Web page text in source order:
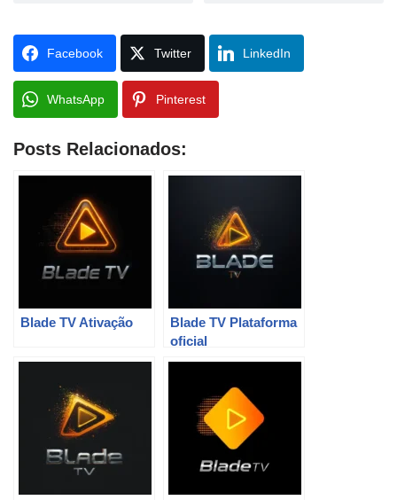
Facebook Twitter LinkedIn
WhatsApp Pinterest
Posts Relacionados:
Blade TV Ativação
Blade TV Plataforma
oficial